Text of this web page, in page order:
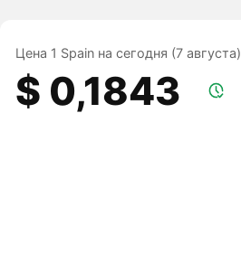
Цена 1 Spain на сегодня (7 августа)
$ 0,1843